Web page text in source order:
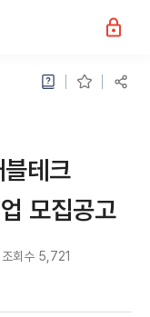
테크
모집공고
조회수 5,721